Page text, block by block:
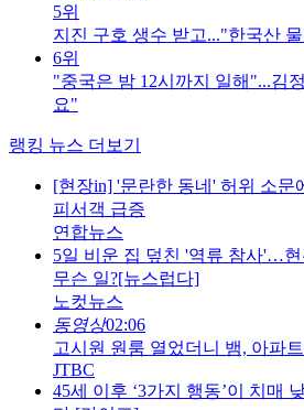
5위
지진 구호 생수 받고..."한국산
6위
"중국은 밤 12시까지 일해"...김
요"
랭킹 뉴스 더보기
[현장in] '문란한 동네' 허위 소
피서객 급증
연합뉴스
5일 비운 집 덮친 '역류 참사'…
무슨 일?[뉴스럽다]
노컷뉴스
동영상02:06
고시원 원룸 열었더니 뱀, 아파
JTBC
45세 이후 ‘3가지 행동’이 치매